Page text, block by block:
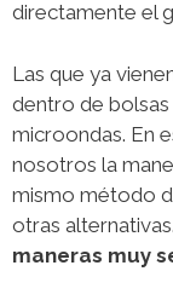
directamente el
Las que ya
dentro de
microondas. En
nosotros la
mismo método
otras
maneras muy